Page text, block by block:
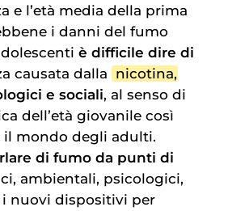
e l’età media della prima
i danni del fumo
è difficile dire di
causata dalla nicotina,
e sociali, al senso di
dell’età giovanile così
il mondo degli adulti.
di fumo da punti di
ambientali, psicologici,
i nuovi dispositivi per